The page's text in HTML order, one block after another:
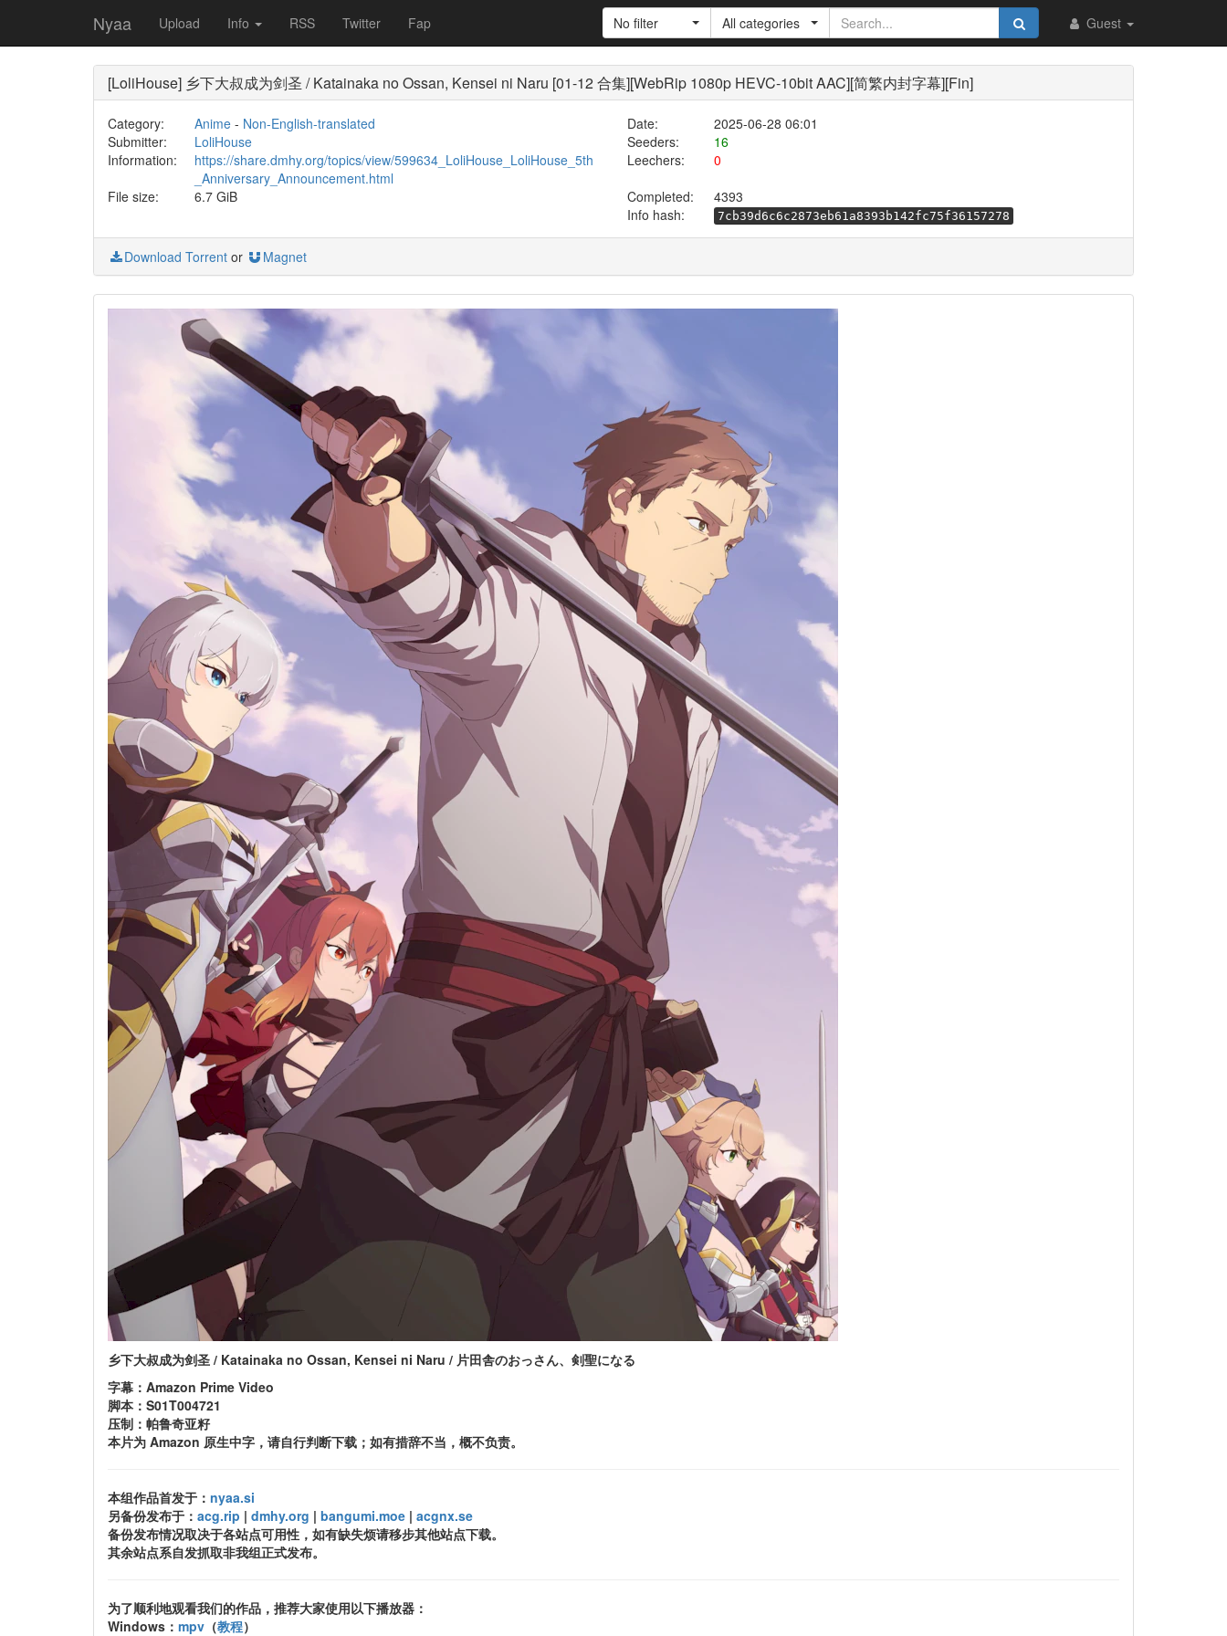
Nyaa Upload Info RSS Twitter Fap Guest
No filter All categories
[LoliHouse] 乡下大叔成为剑圣 / Katainaka no Ossan, Kensei ni Naru [01-12 合集][WebRip 1080p HEVC-10bit AAC][简繁内封字幕][Fin]
Category: Anime- Non-English-translated Date:
2025-06-28 06:01
Submitter:
LoliHouse Seeders:
16
Information:
https://share.dmhy.org/topics/view/599634_LoliHouse_LoliHouse_5th
_Anniversary_Announcement.html
Leechers:
0
File size:
6.7 GiB Completed:
4393
Info hash:
7cb39d6c6c2873eb61a8393b142fc75f36157278
Download Torrent or Magnet
乡下大叔成为剑圣 / Katainaka no Ossan, Kensei ni Naru / 片田舎のおっさん、剣聖になる
字幕：Amazon Prime Video
脚本：S01T004721
压制：帕鲁奇亚籽
本片为 Amazon 原生中字，请自行判断下载；如有措辞不当，概不负责。
本组作品首发于： nyaa.si
另备份发布于： acg.rip | dmhy.org | bangumi.moe | acgnx.se
备份发布情况取决于各站点可用性，如有缺失烦请移步其他站点下载。
其余站点系自发抓取非我组正式发布。
为了顺利地观看我们的作品，推荐大家使用以下播放器：
Windows： mpv （教程）